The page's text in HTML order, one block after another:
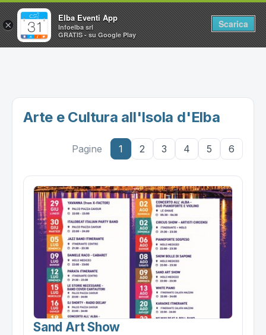
Home
Arte e Cultura all'Isola d'Elba
Pagine 1 2 3 4 5 6
Sand Art Show
×
Elba Eventi App
Infoelba srl
GRATIS - su Google Play
Scarica